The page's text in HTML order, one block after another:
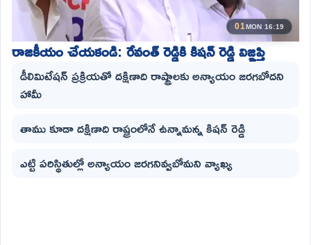
01MON 16:19
రాజకీయం చేయకండి: రేవంత్ రెడ్డికి కిషన్ రెడ్డి విజ్ఞప్తి
డీలిమిటేషన్ ప్రక్రియతో దక్షిణాది రాష్ట్రాలకు అన్యాయం జరగబోదని
హామీ
తాము కూడా దక్షిణాది రాష్ట్రంలోనే ఉన్నామన్న కిషన్ రెడ్డి
ఎట్టి పరిస్థితుల్లో అన్యాయం జరగనివ్వబోమని వ్యాఖ్య